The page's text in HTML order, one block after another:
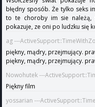
błędny sposób. Że tylko seks
to te choroby im sie należą,
pokazuje, ze oni po ludzku się
ag ---
piękny, mądry, przejmujący.
piękny, mądry, przejmujący.
Nowohutek ---
Piękny film
yossarian ---